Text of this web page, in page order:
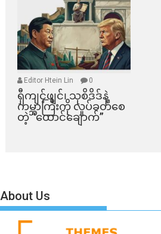
Editor Htein Lin 0
ရှီကျင့်ဖျင်၊ သုစိဒိဒ်နဲ့
ကမ္ဘာကြီးကို လှုပ်ခတ်စေ
တဲ့ “ထောင်ချောက်”
About Us